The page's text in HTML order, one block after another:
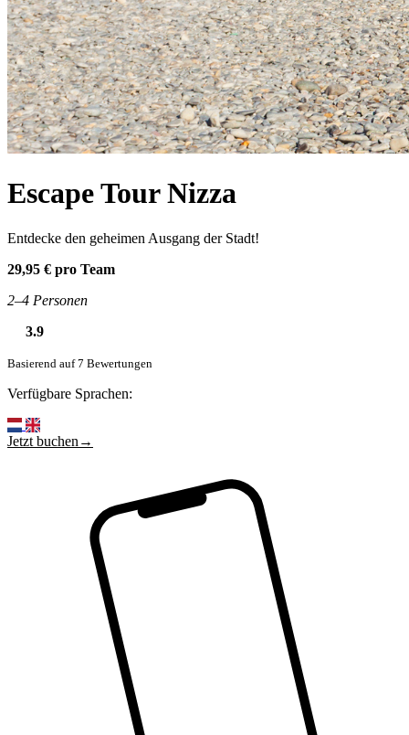
Escape Tour Nizza
Entdecke den geheimen Ausgang der Stadt!
29,95 € pro Team
2–4 Personen
3.9
Basierend auf 7 Bewertungen
Verfügbare Sprachen:
Jetzt buchen→